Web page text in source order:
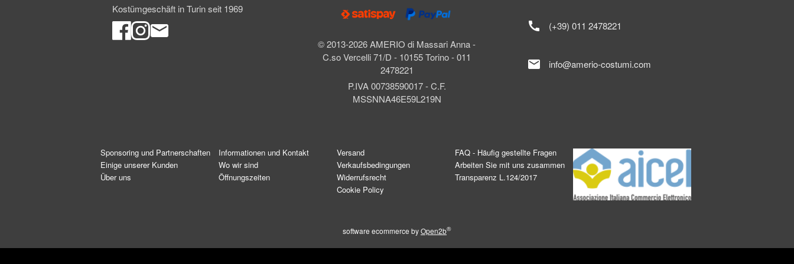
Kostümgeschäft in Turin seit 1969
© 2013-2026 AMERIO di Massari Anna -
C.so Vercelli 71/D - 10155 Torino - 011
2478221
P.IVA 00738590017 - C.F.
MSSNNA46E59L219N
call (+39) 011 2478221
mail info@amerio-costumi.com
Sponsoring und Partnerschaften
Einige unserer Kunden
Über uns
Informationen und Kontakt
Wo wir sind
Öffnungszeiten
Versand
Verkaufsbedingungen
Widerrufsrecht
Cookie Policy
FAQ - Häufig gestellte Fragen
Arbeiten Sie mit uns zusammen
Transparenz L.124/2017
software ecommerce byOpen2b®